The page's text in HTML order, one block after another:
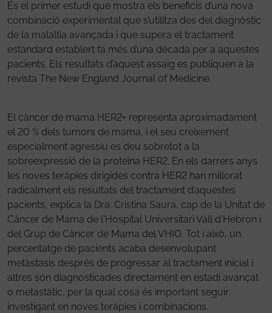
És el primer estudi que mostra els beneficis d’una nova
combinació experimental que s’utilitza des del diagnòstic
de la malaltia avançada i que supera el tractament
estàndard establert fa més d’una dècada per a aquestes
pacients. Els resultats d’aquest assaig es publiquen a la
revista The New England Journal of Medicine.
El càncer de mama HER2+ representa aproximadament
el 20 % dels tumors de mama, i el seu creixement
especialment agressiu es deu sobretot a la
sobreexpressió de la proteïna HER2. En els darrers anys
les noves teràpies dirigides contra HER2 han millorat
radicalment els resultats del tractament d’aquestes
pacients, explica la Dra. Cristina Saura, cap de la Unitat de
Càncer de Mama de l'Hospital Universitari Vall d'Hebron i
del Grup de Càncer de Mama del VHIO. Tot i això, un
percentatge de pacients acaba desenvolupant
metàstasis després de progressar al tractament inicial i
altres són diagnosticades directament en estadi avançat
o metastàtic, per la qual cosa és important seguir
investigant en noves teràpies i combinacions.